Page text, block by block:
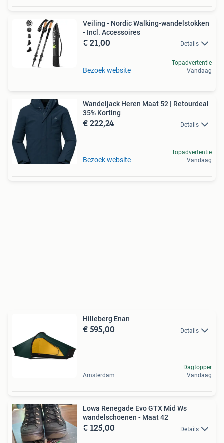
Veiling - Nordic Walking-wandelstokken
- Incl. Accessoires
€ 21,00 Details
Bezoek website
Topadvertentie
Vandaag
Wandeljack Heren Maat 52 | Retourdeal
35% Korting
€ 222,24 Details
Bezoek website
Topadvertentie
Vandaag
Hilleberg Enan
€ 595,00 Details
Amsterdam
Dagtopper
Vandaag
Lowa Renegade Evo GTX Mid Ws
wandelschoenen - Maat 42
€ 125,00 Details